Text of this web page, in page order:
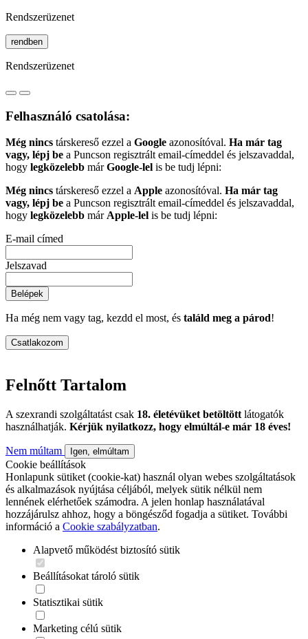
Rendszerüzenet
rendben
Rendszerüzenet
Felhasználó csatolása:
Még nincs társkereső ezzel a Google azonosítóval. Ha már tag
vagy, lépj be a Puncson regisztrált email-címeddel és jelszavaddal,
hogy legközelebb márGoogle-lel is be tudj lépni:
Még nincs társkereső ezzel a Apple azonosítóval. Ha már tag
vagy, lépj be a Puncson regisztrált email-címeddel és jelszavaddal,
hogy legközelebb márApple-lel is be tudj lépni:
E-mail címed
Jelszavad
Belépek
Ha még nem vagy tag, kezdd el most, és találd meg a párod!
Csatlakozom
Felnőtt Tartalom
A szexrandi szolgáltatást csak 18. életévüket betöltött látogatók
használhatják. Kérjük nyilatkozz, hogy elmúltál-e már 18 éves!
Nem múltam Igen, elmúltam
Cookie beállítások
Honlapunk sütiket (cookie-kat) használ olyan webes szolgáltatások
és alkalmazások nyújtása céljából, melyek sütik nélkül nem
lennének elérhetőek számodra. A jelen honlap használatával
hozzájárulsz ahhoz, hogy a böngésződ fogadja a sütiket. További
információ a Cookie szabályzatban.
Alapvető működést biztosító sütik
Beállításokat tároló sütik
Statisztikai sütik
Marketing célú sütik